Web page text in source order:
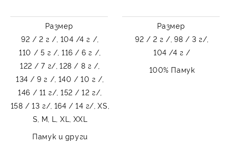
Размер
92 / 2 г /, 104 /4 г /,
110 / 5 г /, 116 / 6 г /,
122 / 7 г/, 128 / 8 г /,
134 / 9 г /, 140 / 10 г /,
146 / 11 г/, 152 / 12 г/,
158 / 13 г/, 164 / 14 г/, XS,
S, M, L, XL,
XXL
Памук и други
Размер
92 / 2 г /, 98 / 3 г/,
104 /4 г /
100% Памук